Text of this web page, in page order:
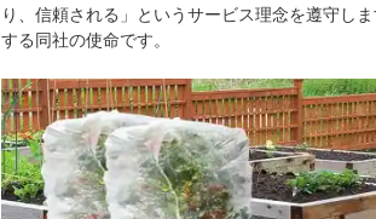
り、信頼される」というサービス理念を遵守し
する同社の使命です。